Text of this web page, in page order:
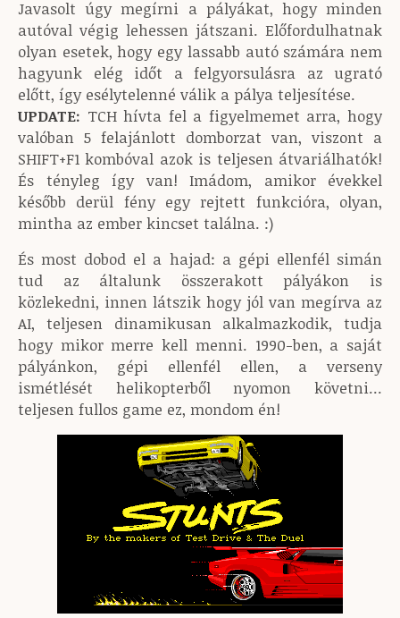
Javasolt úgy megírni a pályákat, hogy minden
autóval végig lehessen játszani. Előfordulhatnak
olyan esetek, hogy egy lassabb autó számára nem
hagyunk elég időt a felgyorsulásra az ugrató
előtt, így esélytelenné válik a pálya teljesítése.
UPDATE: TCH hívta fel a figyelmemet arra, hogy
valóban 5 felajánlott domborzat van, viszont a
SHIFT+F1 kombóval azok is teljesen átvariálhatók!
És tényleg így van! Imádom, amikor évekkel
később derül fény egy rejtett funkcióra, olyan,
mintha az ember kincset találna. :)
És most dobod el a hajad: a gépi ellenfél simán
tud az általunk összerakott pályákon is
közlekedni, innen látszik hogy jól van megírva az
AI, teljesen dinamikusan alkalmazkodik, tudja
hogy mikor merre kell menni. 1990-ben, a saját
pályánkon, gépi ellenfél ellen, a verseny
ismétlését helikopterből nyomon követni...
teljesen fullos game ez, mondom én!